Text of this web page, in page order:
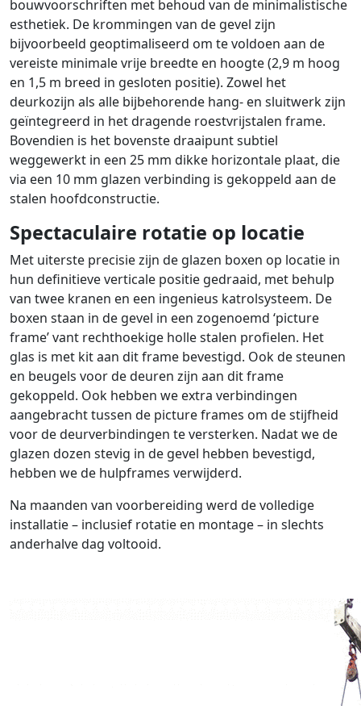
bouwvoorschriften met behoud van de minimalistische
esthetiek. De krommingen van de gevel zijn
bijvoorbeeld geoptimaliseerd om te voldoen aan de
vereiste minimale vrije breedte en hoogte (2,9 m hoog
en 1,5 m breed in gesloten positie). Zowel het
deurkozijn als alle bijbehorende hang- en sluitwerk zijn
geïntegreerd in het dragende roestvrijstalen frame.
Bovendien is het bovenste draaipunt subtiel
weggewerkt in een 25 mm dikke horizontale plaat, die
via een 10 mm glazen verbinding is gekoppeld aan de
stalen hoofdconstructie.
Spectaculaire rotatie op locatie
Met uiterste precisie zijn de glazen boxen op locatie in
hun definitieve verticale positie gedraaid, met behulp
van twee kranen en een ingenieus katrolsysteem. De
boxen staan in de gevel in een zogenoemd ‘picture
frame’ vant rechthoekige holle stalen profielen. Het
glas is met kit aan dit frame bevestigd. Ook de steunen
en beugels voor de deuren zijn aan dit frame
gekoppeld. Ook hebben we extra verbindingen
aangebracht tussen de picture frames om de stijfheid
voor de deurverbindingen te versterken. Nadat we de
glazen dozen stevig in de gevel hebben bevestigd,
hebben we de hulpframes verwijderd.
Na maanden van voorbereiding werd de volledige
installatie – inclusief rotatie en montage – in slechts
anderhalve dag voltooid.